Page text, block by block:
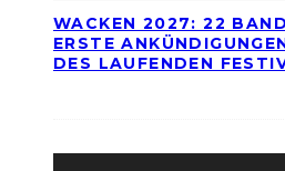
WACKEN 2027: 22
ERSTE
DES LAUFENDEN